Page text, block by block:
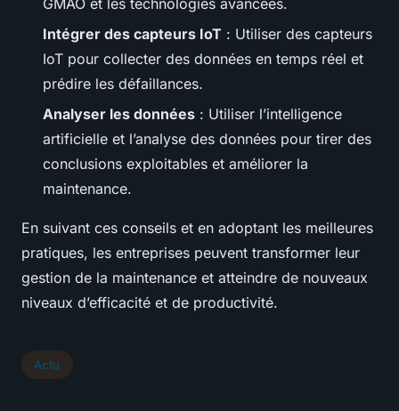
Intégrer des capteurs IoT : Utiliser des capteurs
IoT pour collecter des données en temps réel et
prédire les défaillances.
Analyser les données : Utiliser l’intelligence
artificielle et l’analyse des données pour tirer des
conclusions exploitables et améliorer la
maintenance.
En suivant ces conseils et en adoptant les meilleures
pratiques, les entreprises peuvent transformer leur
gestion de la maintenance et atteindre de nouveaux
niveaux d’efficacité et de productivité.
Actu